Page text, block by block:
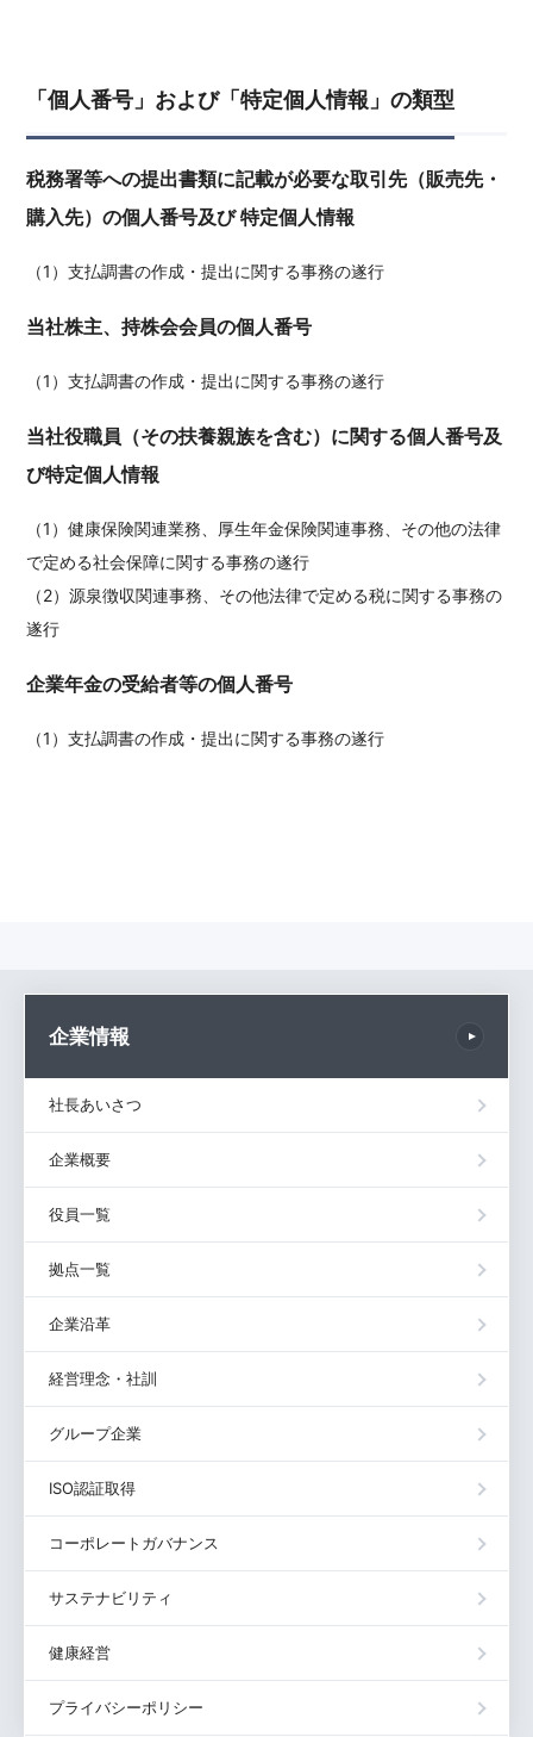
企業情報
社長あいさつ
企業概要
役員一覧
拠点一覧
企業沿革
経営理念・社訓
グループ企業
ISO認証取得
コーポレートガバナンス
サステナビリティ
健康経営
プライバシーポリシー
「個人番号」および「特定個人情報」の類型
税務署等への提出書類に記載が必要な取引先（販売先・
購入先）の個人番号及び 特定個人情報
（1）支払調書の作成・提出に関する事務の遂行
当社株主、持株会会員の個人番号
（1）支払調書の作成・提出に関する事務の遂行
当社役職員（その扶養親族を含む）に関する個人番号及
び特定個人情報
（1）健康保険関連業務、厚生年金保険関連事務、その他の法律
で定める社会保障に関する事務の遂行
（2）源泉徴収関連事務、その他法律で定める税に関する事務の
遂行
企業年金の受給者等の個人番号
（1）支払調書の作成・提出に関する事務の遂行